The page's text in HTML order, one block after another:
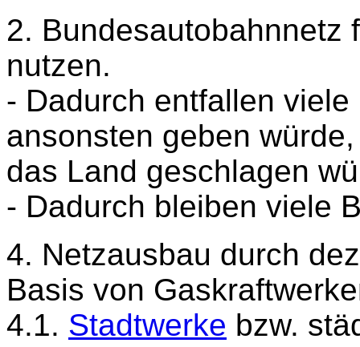
2. Bundesautobahnnetz
nutzen.
- Dadurch entfallen
ansonsten geben
das Land geschlagen
- Dadurch bleiben viele
4. Netzausbau durch
Basis von
4.1. Stadtwerke bzw.